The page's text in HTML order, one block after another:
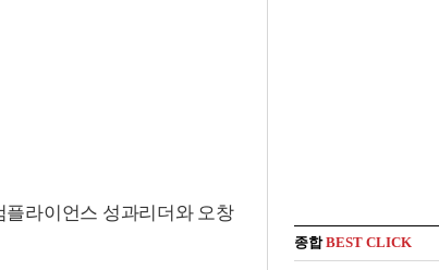
라이언스 성과리더와 오창
종합BEST CLICK